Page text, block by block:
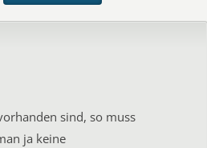
sind, so muss
ja keine